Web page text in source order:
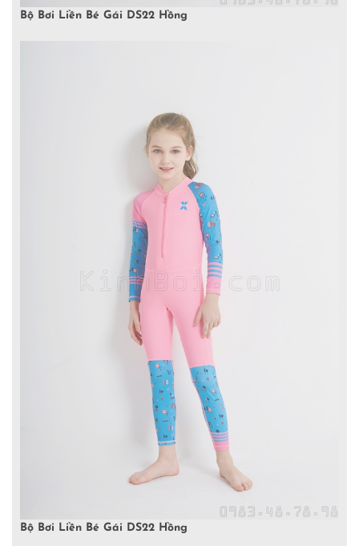
Bộ Bơi Liền Bé Gái DS22 Hồng
Bộ Bơi Liền Bé Gái DS22 Hồng